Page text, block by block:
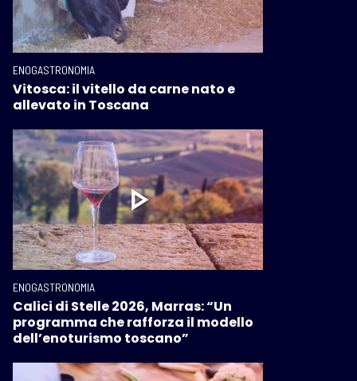
ENOGASTRONOMIA
Vitosca: il vitello da carne nato e
allevato in Toscana
ENOGASTRONOMIA
Calici di Stelle 2026, Marras: “Un
programma che rafforza il modello
dell’enoturismo toscano”